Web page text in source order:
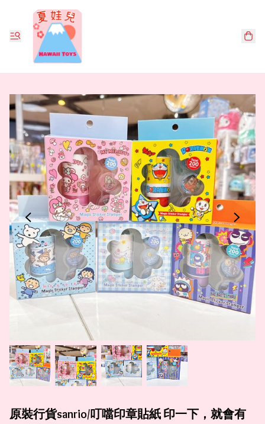
原裝行貨sanrio/叮噹印章貼紙 印一下，就會有